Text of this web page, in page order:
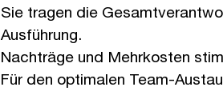
Sie tragen die
Ausführung.
Nachträge und Mehrkosten
Für den optimalen Team-